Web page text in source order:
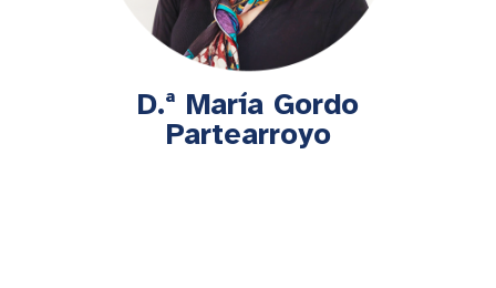
D.ª María Gordo
Partearroyo